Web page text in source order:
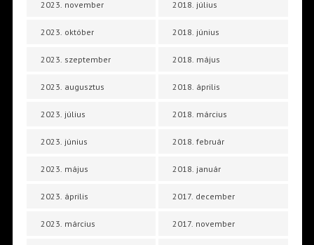
2023. november
2023. október
2023. szeptember
2023. augusztus
2023. július
2023. június
2023. május
2023. április
2023. március
2018. július
2018. június
2018. május
2018. április
2018. március
2018. február
2018. január
2017. december
2017. november